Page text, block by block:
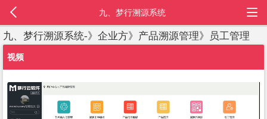
九、梦行溯源系统-》企业方》产品溯源管理》员工管理
视频
九、梦行溯源系统